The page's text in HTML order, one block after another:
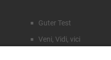
Guter Test
Veni, Vidi, vici